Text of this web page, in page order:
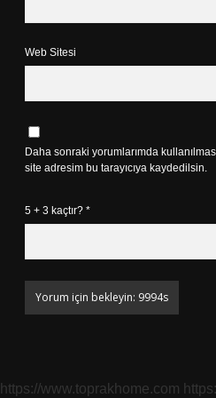
Web Sitesi
Daha sonraki yorumlarımda
site adresim bu tarayıcıya kaydedilsin.
5 + 3 kaçtır? *
https://www.toprakhome.com